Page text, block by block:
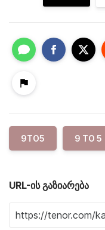
9TO5 9 TO 5
URL-ის გაზიარება